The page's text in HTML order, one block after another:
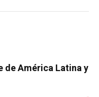
de América Latina y